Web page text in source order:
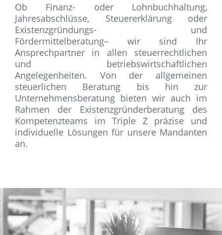
Ob Finanz- oder Lohnbuchhaltung,
Jahresabschlüsse, Steuererklärung oder
Existenzgründungs- und
Fördermittelberatung– wir sind Ihr
Ansprechpartner in allen steuerrechtlichen
und betriebswirtschaftlichen
Angelegenheiten. Von der allgemeinen
steuerlichen Beratung bis hin zur
Unternehmensberatung bieten wir auch im
Rahmen der Existenzgründerberatung des
Kompetenzteams im Triple Z präzise und
individuelle Lösungen für unsere Mandanten
an.